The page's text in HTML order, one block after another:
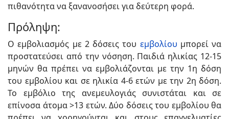
πιθανότητα να ξανανοσήσει για δεύτερη φορά.
Πρόληψη:
Ο εμβολιασμός με 2 δόσεις του εμβολίου μπορεί να
προστατεύσει από την νόσηση. Παιδιά ηλικίας 12-15
μηνών θα πρέπει να εμβολιάζονται με την 1η δόση
του εμβολίου και σε ηλικία 4-6 ετών με την 2η δόση.
Το εμβόλιο της ανεμευλογιάς συνιστάται και σε
επίνοσα άτομα >13 ετών. Δύο δόσεις του εμβολίου θα